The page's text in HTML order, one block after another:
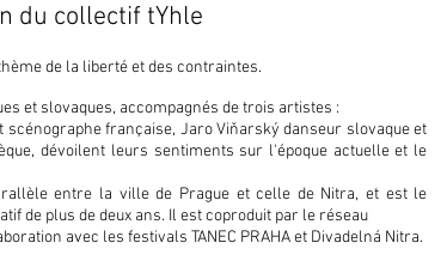
du collectif tYhle
de la liberté et des contraintes.
et slovaques, accompagnés de trois artistes :
scénographe française, Jaro Viňarský danseur slovaque et
dévoilent leurs sentiments sur l'époque actuelle et le
entre la ville de Prague et celle de Nitra, et est le
de plus de deux ans. Il est coproduit par le réseau
avec les festivals TANEC PRAHA et Divadelná Nitra.